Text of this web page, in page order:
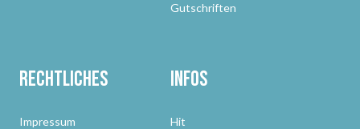
Gutschriften
Rechtliches
Impressum
Infos
Hit